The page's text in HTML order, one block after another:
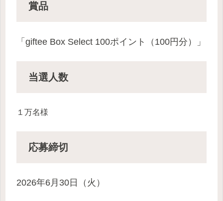
賞品
「giftee Box Select 100ポイント（100円分）」
当選人数
１万名様
応募締切
2026年6月30日（火）